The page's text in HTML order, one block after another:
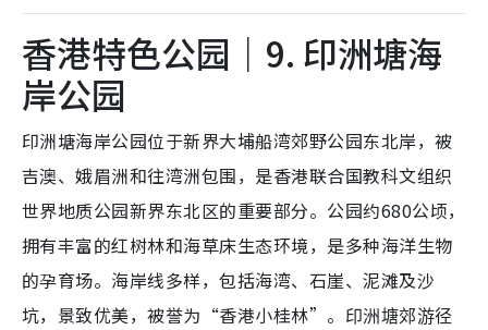
香港特色公园｜9. 印洲塘海
岸公园
印洲塘海岸公园位于新界大埔船湾郊野公园东北岸，被
吉澳、娥眉洲和往湾洲包围，是香港联合国教科文组织
世界地质公园新界东北区的重要部分。公园约680公顷，
拥有丰富的红树林和海草床生态环境，是多种海洋生物
的孕育场。海岸线多样，包括海湾、石崖、泥滩及沙
坑，景致优美，被誉为“香港小桂林”。 印洲塘郊游径